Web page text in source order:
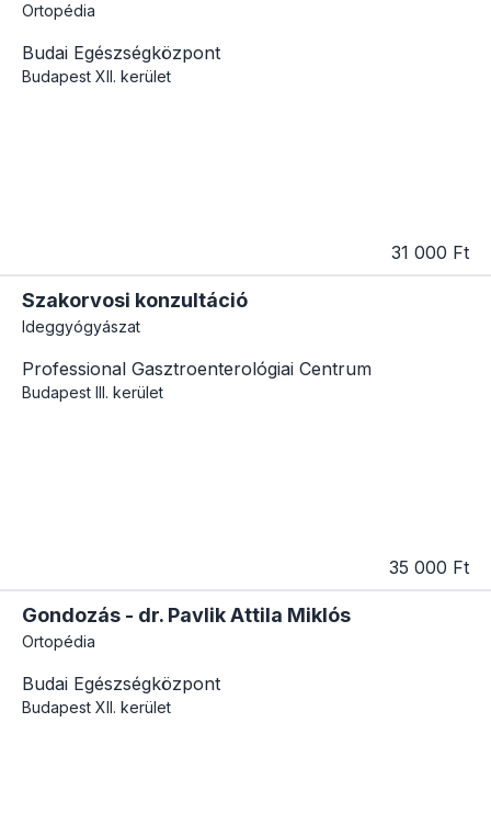
Ortopédia
Budai Egészségközpont
Budapest XII. kerület
31 000 Ft
Szakorvosi konzultáció
Ideggyógyászat
Professional Gasztroenterológiai Centrum
Budapest III. kerület
35 000 Ft
Gondozás - dr. Pavlik Attila Miklós
Ortopédia
Budai Egészségközpont
Budapest XII. kerület